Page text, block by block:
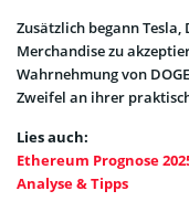
Zusätzlich begann
Merchandise zu
Wahrnehmung von
Zweifel an ihrer
Lies auch:
Ethereum Prognose
Analyse & Tipps